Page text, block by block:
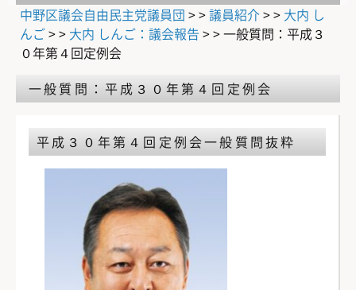
中野区議会自由民主党議員団 > >議員紹介> > 大内 し
んご> > 大内 しんご：議会報告 > >一般質問：平成３
０年第４回定例会
一般質問：平成３０年第４回定例会
平成３０年第４回定例会一般質問抜粋